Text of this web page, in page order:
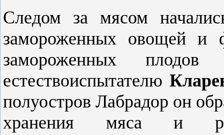
Следом за мясом
замороженных овощей и
замороженных
естествоиспытателю
полуостров Лабрадор он
хранения мяса и